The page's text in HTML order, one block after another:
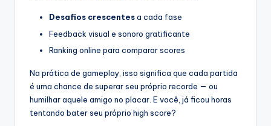
Desafios crescentesa cada fase
Feedback visual e sonoro gratificante
Ranking online para comparar scores
Na prática de gameplay, isso significa que cada partida
é uma chance de superar seu próprio recorde — ou
humilhar aquele amigo no placar. E você, já ficou horas
tentando bater seu próprio high score?